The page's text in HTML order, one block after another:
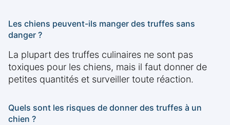
Les chiens peuvent-ils manger des truffes sans
danger ?
La plupart des truffes culinaires ne sont pas
toxiques pour les chiens, mais il faut donner de
petites quantités et surveiller toute réaction.
Quels sont les risques de donner des truffes à un
chien ?